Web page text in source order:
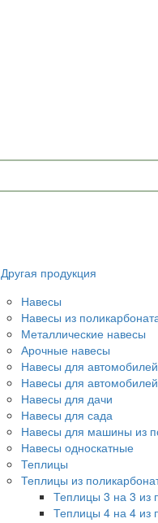
Другая продукция
Навесы
Навесы из
Металлические навесы
Арочные навесы
Навесы для
Навесы для автомобилей
Навесы для дачи
Навесы для сада
Навесы для машины из
Навесы односкатные
Теплицы
Теплицы из
Теплицы 3 на 3 из
Теплицы 4 на 4 из